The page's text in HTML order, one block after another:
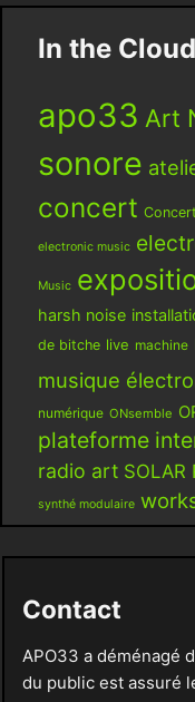
In the
apo33 Art
sonore
concert
electronic music
Music
harsh noise
de bitche live machine
musique
numérique ONsemble
plateforme
radio art SOLAR
synthé modulaire
Contact
APO33 a déménagé
du public est assuré